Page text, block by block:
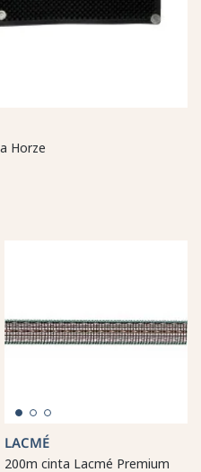
Horze
LACMÉ
200m cinta Lacmé Premium